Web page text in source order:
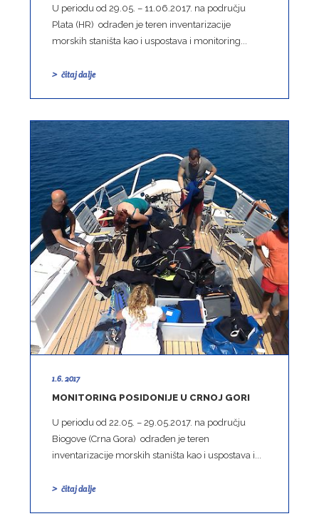
U periodu od 29.05. – 11.06.2017. na području
Plata (HR) odrađen je teren inventarizacije
morskih staništa kao i uspostava i monitoring...
čitaj dalje
1.6. 2017
MONITORING POSIDONIJE U CRNOJ GORI
U periodu od 22.05. – 29.05.2017. na području
Biogove (Crna Gora) odrađen je teren
inventarizacije morskih staništa kao i uspostava i...
čitaj dalje